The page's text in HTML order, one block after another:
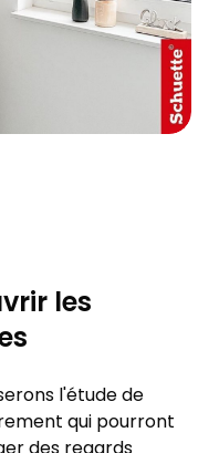
les
l'étude de
qui pourront
des regards